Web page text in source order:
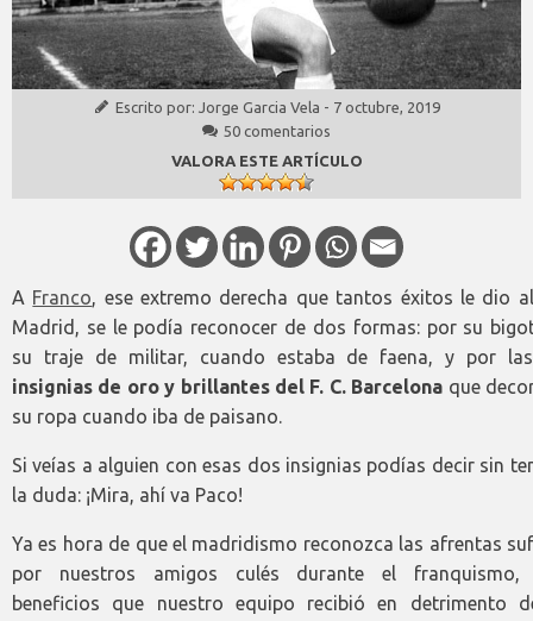
Escrito por: Jorge Garcia Vela - 7 octubre, 2019
50 comentarios
VALORA ESTE ARTÍCULO
A Franco, ese extremo derecha que tantos éxitos le dio
Madrid, se le podía reconocer de dos formas: por su
su traje de militar, cuando estaba de faena, y por
insignias de oro y brillantes del F. C. Barcelona que
su ropa cuando iba de paisano.
Si veías a alguien con esas dos insignias podías decir sin
la duda: ¡Mira, ahí va Paco!
Ya es hora de que el madridismo reconozca las afrentas
por nuestros amigos culés durante el franquismo,
beneficios que nuestro equipo recibió en detrimento